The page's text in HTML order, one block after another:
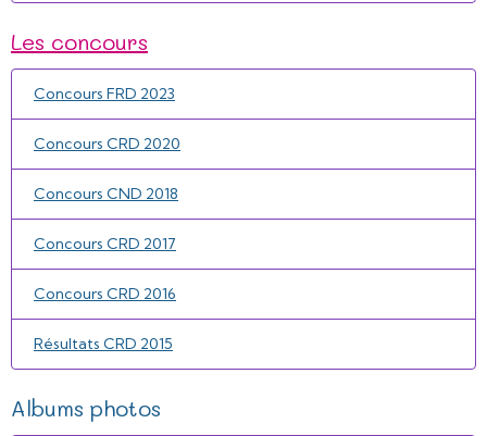
Les concours
Concours FRD 2023
Concours CRD 2020
Concours CND 2018
Concours CRD 2017
Concours CRD 2016
Résultats CRD 2015
Albums photos